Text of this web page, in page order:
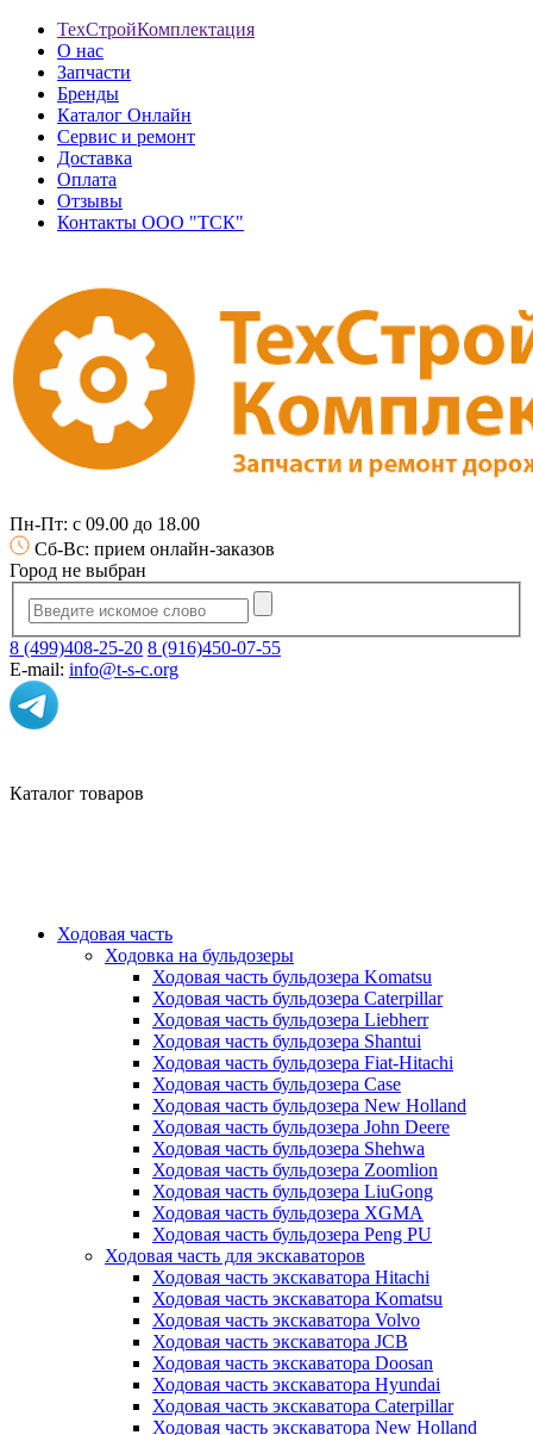
ТехСтройКомплектация
О нас
Запчасти
Бренды
Каталог Онлайн
Сервис и ремонт
Доставка
Оплата
Отзывы
Контакты ООО "ТСК"
Пн-Пт: с 09.00 до 18.00
Сб-Вс: прием онлайн-заказов
Город не выбран
8 (499)408-25-20 8 (916)450-07-55
E-mail: info@t-s-c.org
Каталог товаров
Ходовая часть
Ходовка на бульдозеры
Ходовая часть бульдозера Komatsu
Ходовая часть бульдозера Caterpillar
Ходовая часть бульдозера Liebherr
Ходовая часть бульдозера Shantui
Ходовая часть бульдозера Fiat-Hitachi
Ходовая часть бульдозера Case
Ходовая часть бульдозера New Holland
Ходовая часть бульдозера John Deere
Ходовая часть бульдозера Shehwa
Ходовая часть бульдозера Zoomlion
Ходовая часть бульдозера LiuGong
Ходовая часть бульдозера XGMA
Ходовая часть бульдозера Peng PU
Ходовая часть для экскаваторов
Ходовая часть экскаватора Hitachi
Ходовая часть экскаватора Komatsu
Ходовая часть экскаватора Volvo
Ходовая часть экскаватора JCB
Ходовая часть экскаватора Doosan
Ходовая часть экскаватора Hyundai
Ходовая часть экскаватора Caterpillar
Ходовая часть экскаватора New Holland